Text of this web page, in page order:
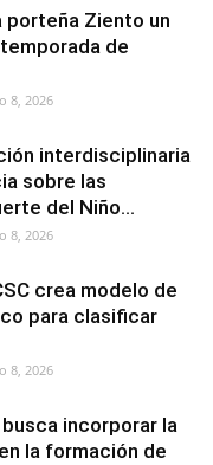
porteña Ziento un
de
8, 2026
interdisciplinaria
sobre las
del Niño...
8, 2026
crea modelo de
para clasificar
8, 2026
incorporar la
la formación de